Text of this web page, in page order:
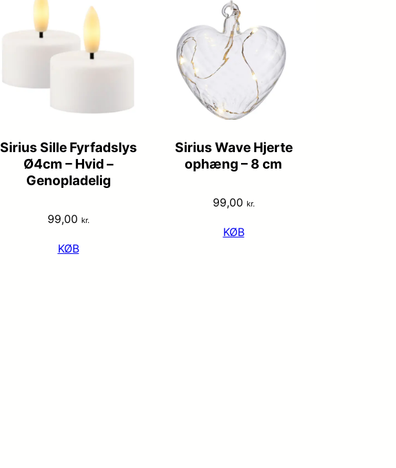
Sirius Sille Fyrfadslys
Ø4cm – Hvid –
Genopladelig
99,00 kr.
KØB
Sirius Wave Hjerte
ophæng – 8 cm
99,00 kr.
KØB